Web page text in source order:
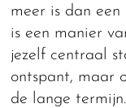
meer is dan een
is een manier
jezelf centraal
ontspant, maar
de lange